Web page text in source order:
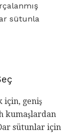
sütunla
için, geniş
kumaşlardan
sütunlar için